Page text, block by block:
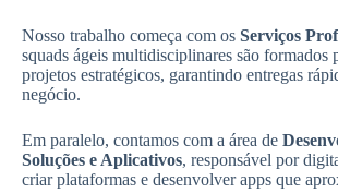
Nosso trabalho começa com os Serviços
squads ágeis multidisciplinares são formados
projetos estratégicos, garantindo entregas
negócio.
Em paralelo, contamos com a área de
Soluções e Aplicativos, responsável por
criar plataformas e desenvolver apps que